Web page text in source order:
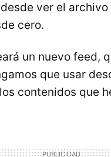
ver el
cero.
un nuevo feed,
que usar
contenidos que